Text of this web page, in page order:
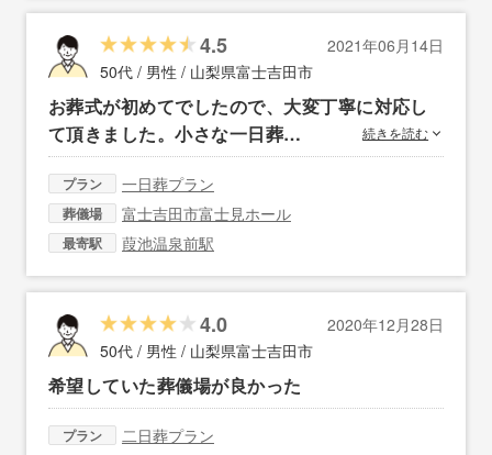
4.5
2021年06月14日
50代 / 男性 / 山梨県富士吉田市
お葬式が初めてでしたので、大変丁寧に対応し
て頂きました。小さな一日葬…
続きを読む
プラン 一日葬プラン
葬儀場 富士吉田市富士見ホール
最寄駅 葭池温泉前駅
4.0
2020年12月28日
50代 / 男性 / 山梨県富士吉田市
希望していた葬儀場が良かった
プラン
二日葬プラン